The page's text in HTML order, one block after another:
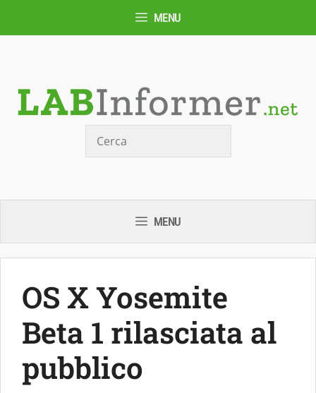
MENU
MENU
OS X Yosemite
Beta 1 rilasciata al
pubblico